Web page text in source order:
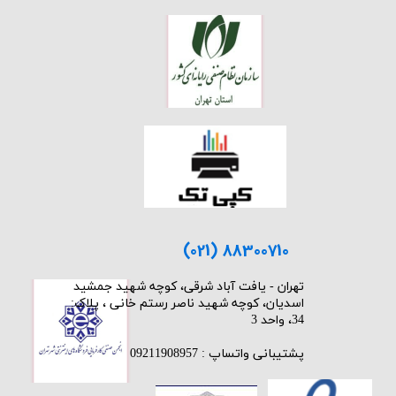
(021) 88300710
​تهران - یافت آباد شرقی، کوچه شهید جمشید
اسدیان، کوچه شهید ناصر رستم خانی ، پلاک:
34، واحد 3
پشتیبانی واتساپ : 09211908957